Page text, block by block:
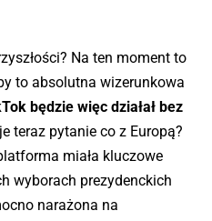
Na ten moment to
to absolutna wizerunkowa
będzie więc działał bez
teraz pytanie co z Europą?
miała kluczowe
wyborach prezydenckich
narażona na